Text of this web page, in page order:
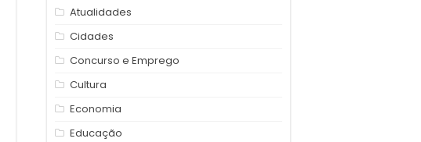
Atualidades
Cidades
Concurso e Emprego
Cultura
Economia
Educação